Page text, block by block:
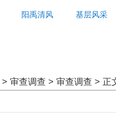
阳禹清风 基层风采
> 审查调查 > 审查调查 > 正